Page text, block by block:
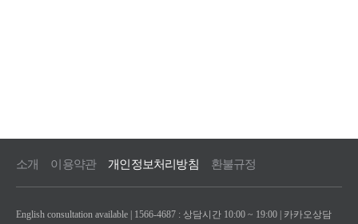
소개 이용약관 개인정보처리방침 환불규정
English consultation available | 1566-4687 : 상담시간 10:00 ~ 19:00 | 카카오상담